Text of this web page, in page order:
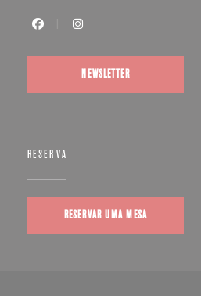
NEWSLETTER
RESERVA
RESERVAR UMA MESA